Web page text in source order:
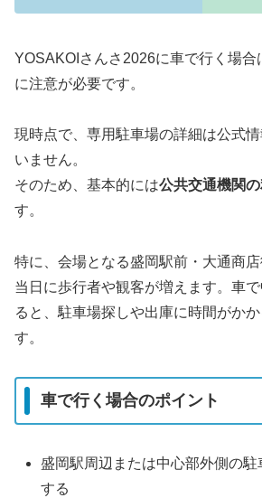
YOSAKOIさんさ2026に車で行く場合
に注意が必要です。
現時点で、専用駐車場の詳細は公式
いません。
そのため、基本的には公共交通機関の
す。
特に、会場となる盛岡駅前・大通商
当日に歩行者や観客が増えます。車
ると、駐車場探しや出庫に時間がか
す。
車で行く場合のポイント
盛岡駅周辺または中心部外側の
する